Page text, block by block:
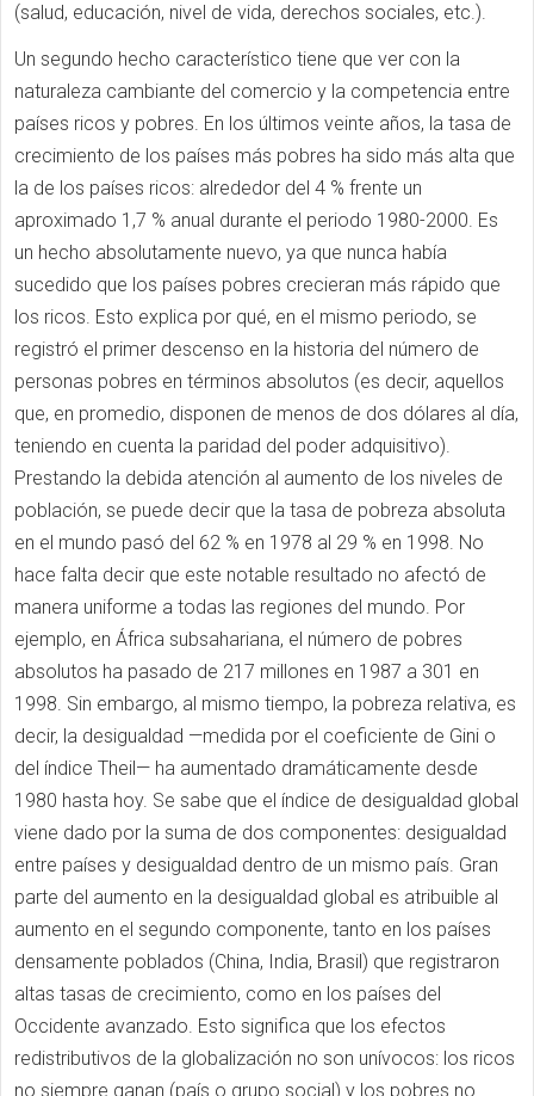
(salud, educación, nivel de vida, derechos sociales, etc.).
Un segundo hecho característico tiene que ver con la
naturaleza cambiante del comercio y la competencia entre
países ricos y pobres. En los últimos veinte años, la tasa de
crecimiento de los países más pobres ha sido más alta que
la de los países ricos: alrededor del 4 % frente un
aproximado 1,7 % anual durante el periodo 1980-2000. Es
un hecho absolutamente nuevo, ya que nunca había
sucedido que los países pobres crecieran más rápido que
los ricos. Esto explica por qué, en el mismo periodo, se
registró el primer descenso en la historia del número de
personas pobres en términos absolutos (es decir, aquellos
que, en promedio, disponen de menos de dos dólares al día,
teniendo en cuenta la paridad del poder adquisitivo).
Prestando la debida atención al aumento de los niveles de
población, se puede decir que la tasa de pobreza absoluta
en el mundo pasó del 62 % en 1978 al 29 % en 1998. No
hace falta decir que este notable resultado no afectó de
manera uniforme a todas las regiones del mundo. Por
ejemplo, en África subsahariana, el número de pobres
absolutos ha pasado de 217 millones en 1987 a 301 en
1998. Sin embargo, al mismo tiempo, la pobreza relativa, es
decir, la desigualdad —medida por el coeficiente de Gini o
del índice Theil— ha aumentado dramáticamente desde
1980 hasta hoy. Se sabe que el índice de desigualdad global
viene dado por la suma de dos componentes: desigualdad
entre países y desigualdad dentro de un mismo país. Gran
parte del aumento en la desigualdad global es atribuible al
aumento en el segundo componente, tanto en los países
densamente poblados (China, India, Brasil) que registraron
altas tasas de crecimiento, como en los países del
Occidente avanzado. Esto significa que los efectos
redistributivos de la globalización no son unívocos: los ricos
no siempre ganan (país o grupo social) y los pobres no